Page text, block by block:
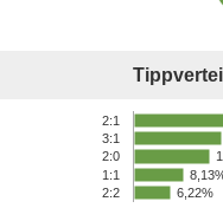
2:1
3:1
2:0
1:1
2:2
6,22%